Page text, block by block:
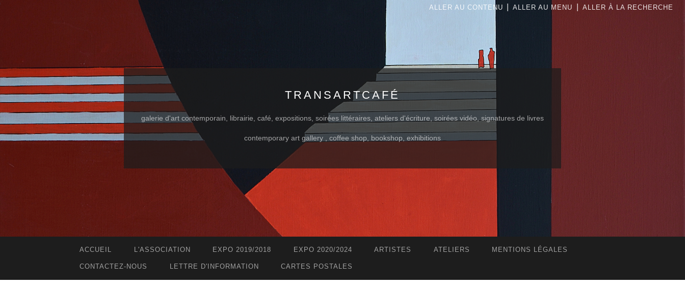
ALLER AU CONTENU ALLER AU MENU ALLER À LA RECHERCHE
TRANSARTCAFÉ
galerie d'art contemporain, librairie, café, expositions, soirées littéraires, ateliers d'écriture, soirées vidéo, signatures de livres
contemporary art gallery , coffee shop, bookshop, exhibitions
ACCUEIL L'ASSOCIATION EXPO 2019/2018 EXPO 2020/2024 ARTISTES ATELIERS MENTIONS LÉGALES
CONTACTEZ-NOUS LETTRE D'INFORMATION CARTES POSTALES